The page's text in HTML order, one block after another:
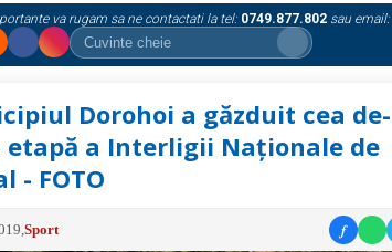
va rugam sa ne contactati la tel: 0749.877.802 sau email:
Dorohoi a găzduit cea
etapă a Interligii Naționale de
- FOTO
,Sport f